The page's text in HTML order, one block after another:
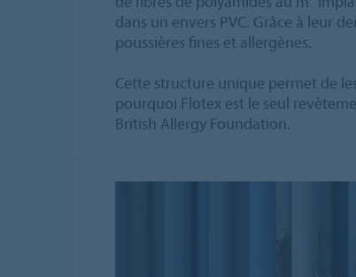
dans un envers PVC. Grâce à leur
poussières fines et allergènes.
Cette structure unique permet de
pourquoi Flotex est le seul
British Allergy Foundation.